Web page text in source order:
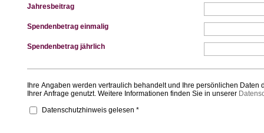
Jahresbeitrag
Spendenbetrag einmalig
Spendenbetrag jährlich
Ihre Angaben werden vertraulich behandelt und Ihre persönlichen
Ihrer Anfrage genutzt. Weitere Informationen finden Sie in unserer
Datenschutzhinweis gelesen *